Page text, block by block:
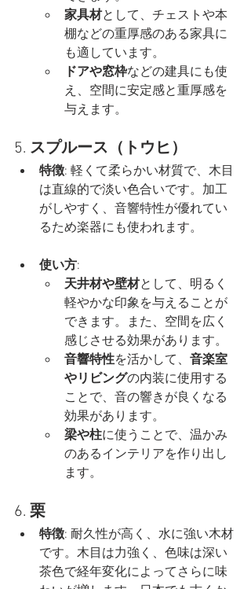
家具材として、チェストや本
棚などの重厚感のある家具に
も適しています。
ドアや窓枠などの建具にも使
え、空間に安定感と重厚感を
与えます。
5. スプルース（トウヒ）
特徴: 軽くて柔らかい材質で、木目
は直線的で淡い色合いです。加工
がしやすく、音響特性が優れてい
るため楽器にも使われます。
使い方:
天井材や壁材として、明るく
軽やかな印象を与えることが
できます。また、空間を広く
感じさせる効果があります。
音響特性を活かして、 音楽室
やリビングの内装に使用する
ことで、音の響きが良くなる
効果があります。
梁や柱に使うことで、温かみ
のあるインテリアを作り出し
ます。
6. 栗
特徴: 耐久性が高く、水に強い木材
です。木目は力強く、色味は深い
茶色で経年変化によってさらに味